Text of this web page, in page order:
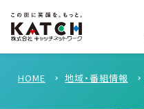
HOME 地域・番組情報